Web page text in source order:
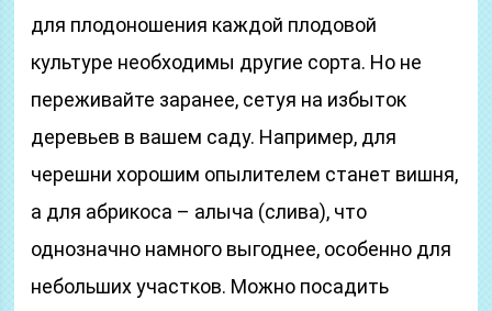
для плодоношения каждой плодовой
культуре необходимы другие сорта. Но не
переживайте заранее, сетуя на избыток
деревьев в вашем саду. Например, для
черешни хорошим опылителем станет вишня,
а для абрикоса – алыча (слива), что
однозначно намного выгоднее, особенно для
небольших участков. Можно посадить